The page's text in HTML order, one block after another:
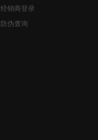
经销商登录
防伪查询